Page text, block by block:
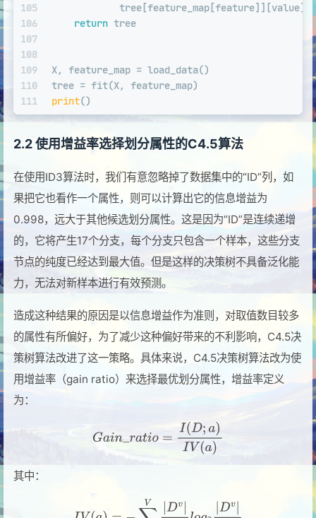
105
106
107
108
109
110
111
tree[feature_map[feature]][value]
return tree
X, feature_map = load_data()
tree = fit(X, feature_map)
print()
2.2 使用增益率选择划分属性的C4.5算法
在使用ID3算法时，我们有意忽略掉了数据集中的“ID”列，如
果把它也看作一个属性，则可以计算出它的信息增益为
0.998，远大于其他候选划分属性。这是因为“ID”是连续递增
的，它将产生17个分支，每个分支只包含一个样本，这些分支
节点的纯度已经达到最大值。但是这样的决策树不具备泛化能
力，无法对新样本进行有效预测。
造成这种结果的原因是以信息增益作为准则，对取值数目较多
的属性有所偏好，为了减少这种偏好带来的不利影响，C4.5决
策树算法改进了这一策略。具体来说，C4.5决策树算法改为使
用增益率（gain ratio）来选择最优划分属性，增益率定义
为：
其中：